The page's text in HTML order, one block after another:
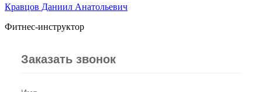
Кравцов Даниил Анатольевич
Фитнес-инструктор